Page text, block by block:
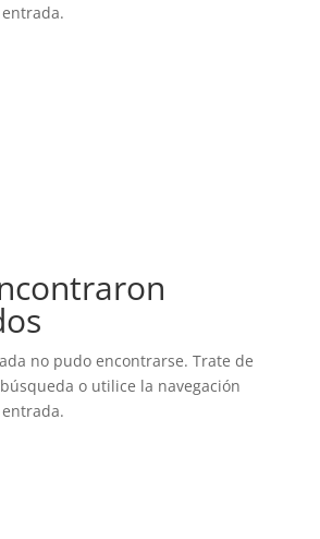
no pudo encontrarse. Trate de
o utilice la navegación